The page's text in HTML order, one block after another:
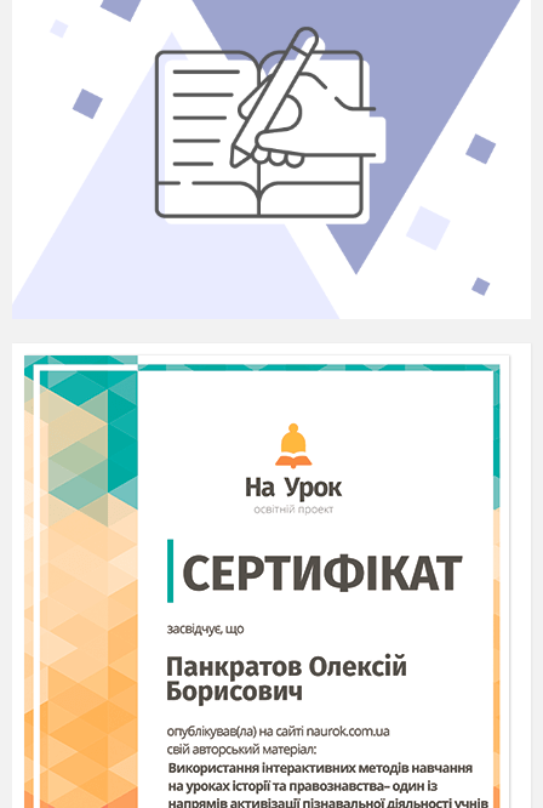
В трьох пробірках без підписів
знаходяться: етанол, гліцерол та глюкоза.
Як їх розпізнати за допомогою одного
1
Етанол
2 Гліцерол
3 Глюкоза
Висновок: